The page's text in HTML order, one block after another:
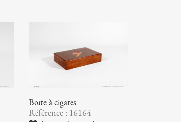
Boîte à cigares
Référence : 16164